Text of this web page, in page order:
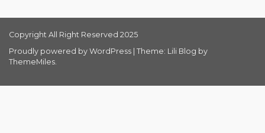
Copyright All Right Reserved 2025
Proudly powered by WordPress Theme: Lili Blog by
ThemeMiles.